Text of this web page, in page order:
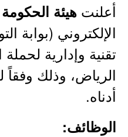
أعلنت هيئة
الإلكتروني (بوابة
تقنية وإدارية
الرياض، وذلك وفقاً
أدناه.
الوظائف: